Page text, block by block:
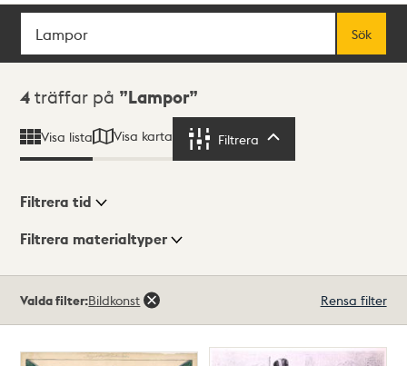
Sök
Sök
Sökresultat
4 träffar på Lampor
Visa lista Visa karta Filtrera
Visningsläge
Filtrera tid
Filtrera materialtyper
träffar
Valda filter:Bildkonst Rensa filter